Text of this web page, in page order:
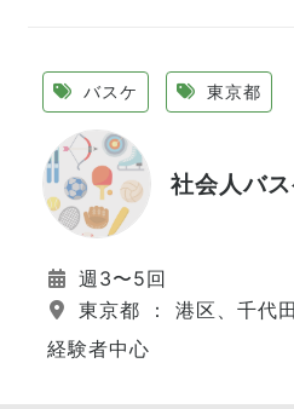
バスケ 東京都
社会人バ
週3〜5回
東京都 ： 港区、千代
経験者中心